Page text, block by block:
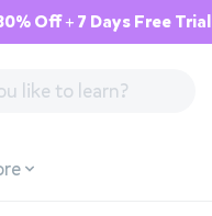
Off + 7 Days Free Trial